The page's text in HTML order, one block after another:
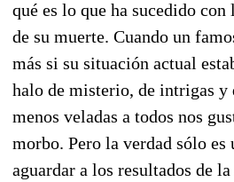
qué es lo que ha sucedido con
de su muerte. Cuando un
más si su situación actual
halo de misterio, de intrigas y
menos veladas a todos nos
morbo. Pero la verdad sólo es
aguardar a los resultados de